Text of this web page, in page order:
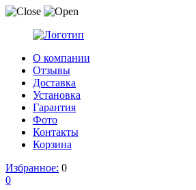
О компании
Отзывы
Доставка
Установка
Гарантия
Фото
Контакты
Корзина
Избранное: 0
0